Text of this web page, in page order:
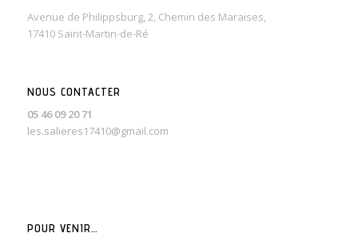
Avenue de Philippsburg, 2, Chemin des Maraises,
17410 Saint-Martin-de-Ré
NOUS CONTACTER
05 46 09 20 71
les.salieres17410@gmail.com
POUR VENIR…